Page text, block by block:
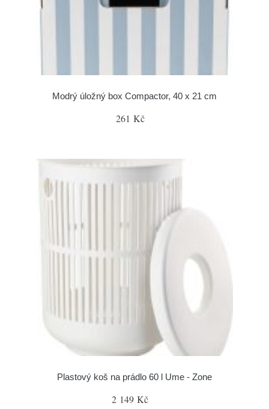
Modrý úložný box Compactor, 40 x 21 cm
261 Kč
Plastový koš na prádlo 60 l Ume - Zone
2 149 Kč